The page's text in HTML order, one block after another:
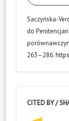
Saczyńska-
do
263–286.
CITED BY /